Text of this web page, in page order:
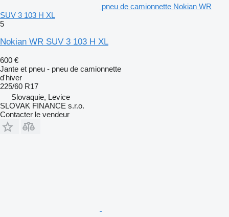
pneu de camionnette Nokian WR
SUV 3 103 H XL
5
Nokian WR SUV 3 103 H XL
600 €
Jante et pneu - pneu de camionnette
d'hiver
225/60 R17
Slovaquie, Levice
SLOVAK FINANCE s.r.o.
Contacter le vendeur